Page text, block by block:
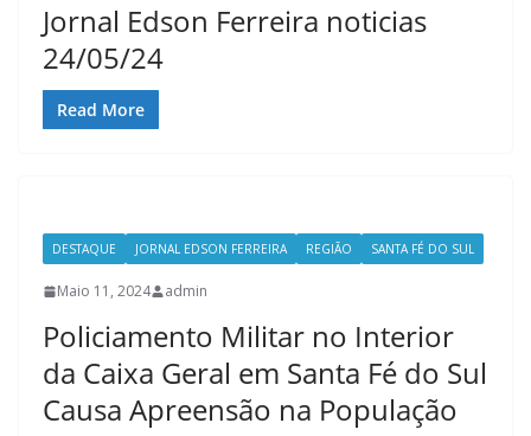
Jornal Edson Ferreira noticias
24/05/24
Read More
DESTAQUE JORNAL EDSON FERREIRA REGIÃO SANTA FÉ DO SUL
Maio 11, 2024 admin
Policiamento Militar no Interior
da Caixa Geral em Santa Fé do Sul
Causa Apreensão na População